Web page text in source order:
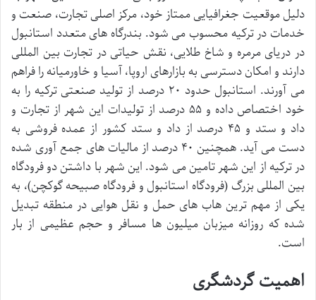
دلیل موقعیت جغرافیایی ممتاز خود، مرکز اصلی تجارت، صنعت و
خدمات در ترکیه محسوب می شود. بندرگاه های متعدد استانبول
در دریای مرمره و شاخ طلایی، نقش حیاتی در تجارت بین المللی
دارند و امکان دسترسی به بازارهای اروپا، آسیا و خاورمیانه را فراهم
می آورند. استانبول حدود ۲۰ درصد از تولید صنعتی ترکیه را به
خود اختصاص داده و ۵۵ درصد از تولیدات این شهر از تجارت و
داد و ستد و ۴۵ درصد از داد و ستد کشور از عمده فروشی به
دست می آید. همچنین ۴۰ درصد از مالیات های جمع آوری شده
در ترکیه از این شهر تامین می شود. این شهر با داشتن دو فرودگاه
بین المللی بزرگ (فرودگاه استانبول و فرودگاه صبیحه گوکچن)، به
یکی از مهم ترین هاب های حمل و نقل هوایی در منطقه تبدیل
شده که روزانه میزبان میلیون ها مسافر و حجم عظیمی از بار
است.
اهمیت گردشگری